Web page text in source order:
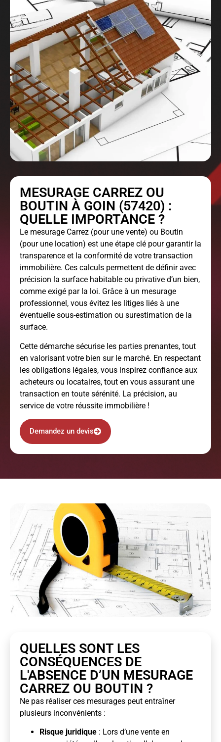
MESURAGE CARREZ OU
BOUTIN À GOIN (57420) :
QUELLE IMPORTANCE ?
Le mesurage Carrez (pour une vente) ou Boutin
(pour une location) est une étape clé pour garantir la
transparence et la conformité de votre transaction
immobilière. Ces calculs permettent de définir avec
précision la surface habitable ou privative d’un bien,
comme exigé par la loi. Grâce à un mesurage
professionnel, vous évitez les litiges liés à une
éventuelle sous-estimation ou surestimation de la
surface.
Cette démarche sécurise les parties prenantes, tout
en valorisant votre bien sur le marché. En respectant
les obligations légales, vous inspirez confiance aux
acheteurs ou locataires, tout en vous assurant une
transaction en toute sérénité. La précision, au
service de votre réussite immobilière !
Demandez un devis
QUELLES SONT LES
CONSÉQUENCES DE
L'ABSENCE D’UN MESURAGE
CARREZ OU BOUTIN ?
Ne pas réaliser ces mesurages peut entraîner
plusieurs inconvénients :
Risque juridique : Lors d’une vente en